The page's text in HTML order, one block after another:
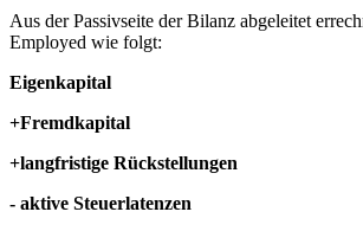
Aus der Passivseite der Bilanz abgeleitet
Employed wie folgt:
Eigenkapital
+Fremdkapital
+langfristige Rückstellungen
- aktive Steuerlatenzen